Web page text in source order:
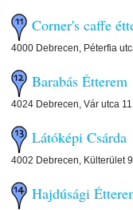
Corner's caffe
4000 Debrecen, Péterfia
Barabás Étterem
4024 Debrecen, Vár utca 11
Látóképi Csárda
4002 Debrecen, Külterület
Hajdúsági